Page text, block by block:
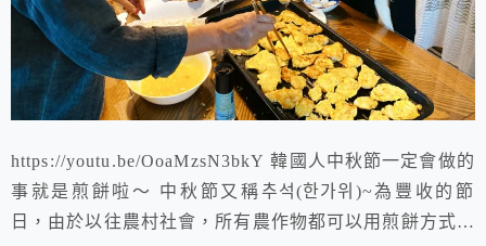
https://youtu.be/OoaMzsN3bkY 韓國人中秋節一定會做的
事就是煎餅啦～ 中秋節又稱추석(한가위)~為豐收的節
日，由於以往農村社會，所有農作物都可以用煎餅方式做